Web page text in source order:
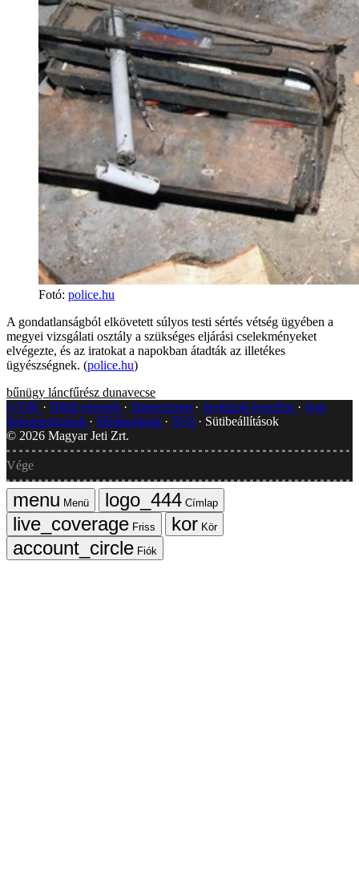
Fotó: police.hu
A gondatlanságból elkövetett súlyos testi sértés vétség ügyében a
megyei vizsgálati osztály a szükséges eljárási cselekményeket
elvégezte, és az iratokat a napokban átadták az illetékes
ügyészségnek. (police.hu)
bűnügy láncfűrész dunavecse
GYIK
Hibát jelentek Impresszum Javítások kezelése
Jogi
dokumentumok
Médiaajánlat RSS
Sütibeállítások
© 2026 Magyar Jeti Zrt.
Vége
Menü
Címlap
Friss
Kör
Fiók